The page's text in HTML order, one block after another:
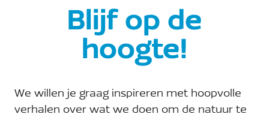
A Rocha Biesbosch
E-mail:
Blijf op de
hoogte!
We willen je graag inspireren met hoopvolle
verhalen over wat we doen om de natuur te